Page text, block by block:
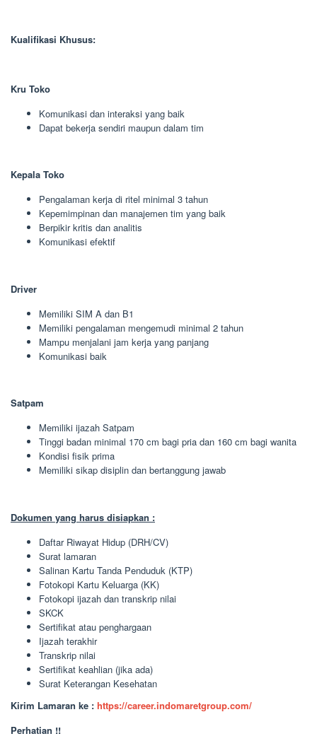
Kualifikasi Khusus:
Kru Toko
Komunikasi dan interaksi yang baik
Dapat bekerja sendiri maupun dalam tim
Kepala Toko
Pengalaman kerja di ritel minimal 3 tahun
Kepemimpinan dan manajemen tim yang baik
Berpikir kritis dan analitis
Komunikasi efektif
Driver
Memiliki SIM A dan B1
Memiliki pengalaman mengemudi minimal 2 tahun
Mampu menjalani jam kerja yang panjang
Komunikasi baik
Satpam
Memiliki ijazah Satpam
Tinggi badan minimal 170 cm bagi pria dan 160 cm bagi wanita
Kondisi fisik prima
Memiliki sikap disiplin dan bertanggung jawab
Dokumen yang harus disiapkan :
Daftar Riwayat Hidup (DRH/CV)
Surat lamaran
Salinan Kartu Tanda Penduduk (KTP)
Fotokopi Kartu Keluarga (KK)
Fotokopi ijazah dan transkrip nilai
SKCK
Sertifikat atau penghargaan
Ijazah terakhir
Transkrip nilai
Sertifikat keahlian (jika ada)
Surat Keterangan Kesehatan
Kirim Lamaran ke : https://career.indomaretgroup.com/
Perhatian !!